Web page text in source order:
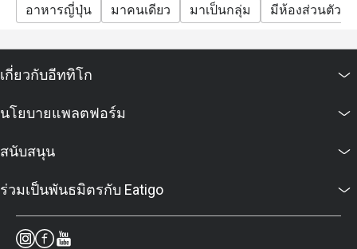
อาหารญี่ปุ่น มาคนเดียว มาเป็นกลุ่ม มีห้องส่วนตัว
เกี่ยวกับอีททิโก
นโยบายแพลตฟอร์ม
สนับสนุน
ร่วมเป็นพันธมิตรกับ Eatigo